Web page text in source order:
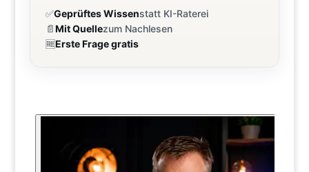
✅Geprüftes Wissenstatt KI-Raterei
📄Mit Quellezum Nachlesen
🆓Erste Frage gratis